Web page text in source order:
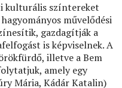
kulturális színtereket
művelődési
gazdagítják a
is képviselnek. A
illetve a Bem
amely egy
Mária, Kádár Katalin)